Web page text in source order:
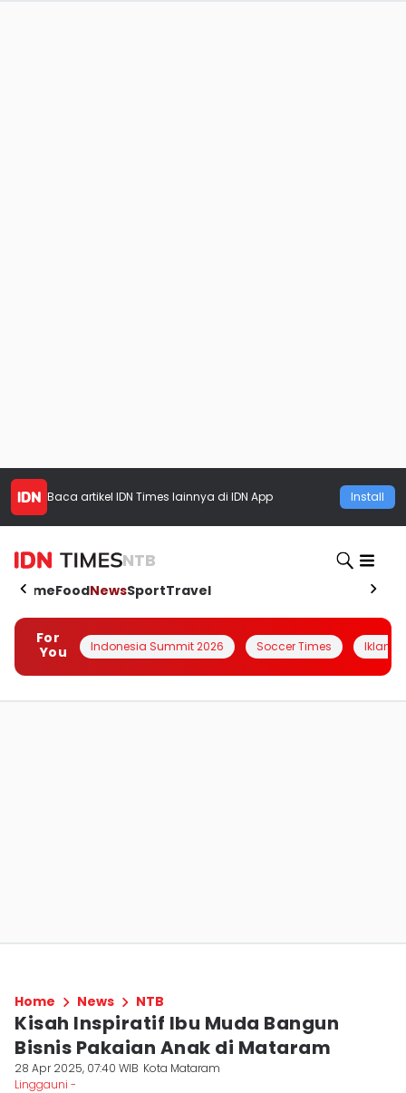
Baca artikel IDN Times lainnya di IDN App Install
NTB
HomeFoodNewsSportTravel
For
You
Indonesia Summit 2026 Soccer Times Iklanin
Home News NTB
Kisah Inspiratif Ibu Muda Bangun
Bisnis Pakaian Anak di Mataram
28 Apr 2025, 07:40 WIB Kota Mataram
Linggauni -